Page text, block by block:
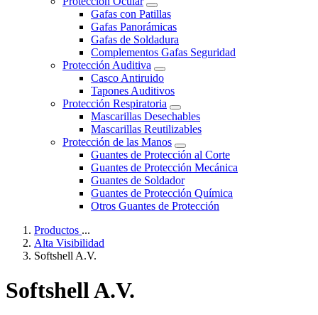
Gafas con Patillas
Gafas Panorámicas
Gafas de Soldadura
Complementos Gafas Seguridad
Protección Auditiva
Casco Antiruido
Tapones Auditivos
Protección Respiratoria
Mascarillas Desechables
Mascarillas Reutilizables
Protección de las Manos
Guantes de Protección al Corte
Guantes de Protección Mecánica
Guantes de Soldador
Guantes de Protección Química
Otros Guantes de Protección
Productos ...
Alta Visibilidad
Softshell A.V.
Softshell A.V.